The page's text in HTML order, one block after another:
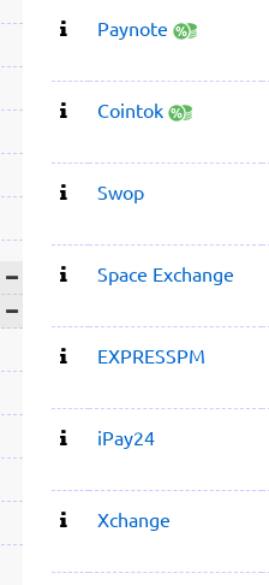
Paynote
Cointok
Swop
Space Exchange
EXPRESSPM
iPay24
Xchange